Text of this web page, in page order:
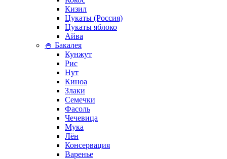
Кизил
Цукаты (Россия)
Цукаты яблоко
Айва
🍚 Бакалея
Кунжут
Рис
Нут
Киноа
Злаки
Семечки
Фасоль
Чечевица
Мука
Лён
Консервация
Варенье